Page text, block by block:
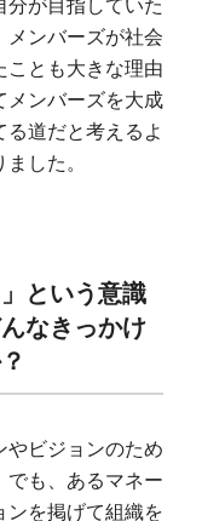
分が目指していた
メンバーズが社会
ことも大きな理由
メンバーズを大成
道だと考えるよ
した。
という意識
なきっかけ
やビジョンのため
でも、あるマネー
ンを掲げて組織を